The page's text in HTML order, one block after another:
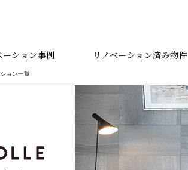
ーション事例 リノベーション済み物件
ョン一覧